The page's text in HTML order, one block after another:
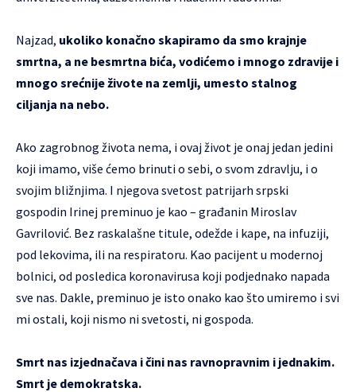
Najzad, ukoliko konačno skapiramo da smo krajnje
smrtna, a ne besmrtna bića, vodićemo i mnogo zdravije i
mnogo srećnije živote na zemlji, umesto stalnog
ciljanja na nebo.
Ako zagrobnog života nema, i ovaj život je onaj jedan jedini
koji imamo, više ćemo brinuti o sebi, o svom zdravlju, i o
svojim bližnjima. I njegova svetost patrijarh srpski
gospodin Irinej preminuo je kao – građanin Miroslav
Gavrilović. Bez raskalašne titule, odežde i kape, na infuziji,
pod lekovima, ili na respiratoru. Kao pacijent u modernoj
bolnici, od posledica koronavirusa koji podjednako napada
sve nas. Dakle, preminuo je isto onako kao što umiremo i svi
mi ostali, koji nismo ni svetosti, ni gospoda.
Smrt nas izjednačava i čini nas ravnopravnim i jednakim.
Smrt je demokratska.